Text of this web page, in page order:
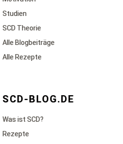
Studien
SCD Theorie
Alle Blogbeiträge
Alle Rezepte
SCD-BLOG.DE
Was ist SCD?
Rezepte